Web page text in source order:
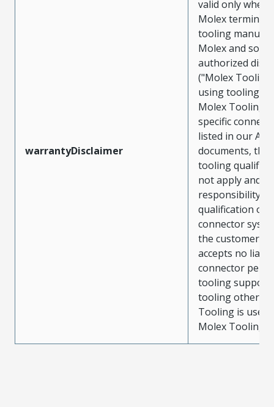
warrantyDisclaimer
valid only when
Molex
tooling
Molex and sold
authorized
("Molex
using tooling
Molex Tooling
specific
listed in our ATS
documents, the
tooling
not apply and
responsibility
qualification of
connector
the customer.
accepts no
connector
tooling support
tooling other
Tooling is used
Molex Tooling